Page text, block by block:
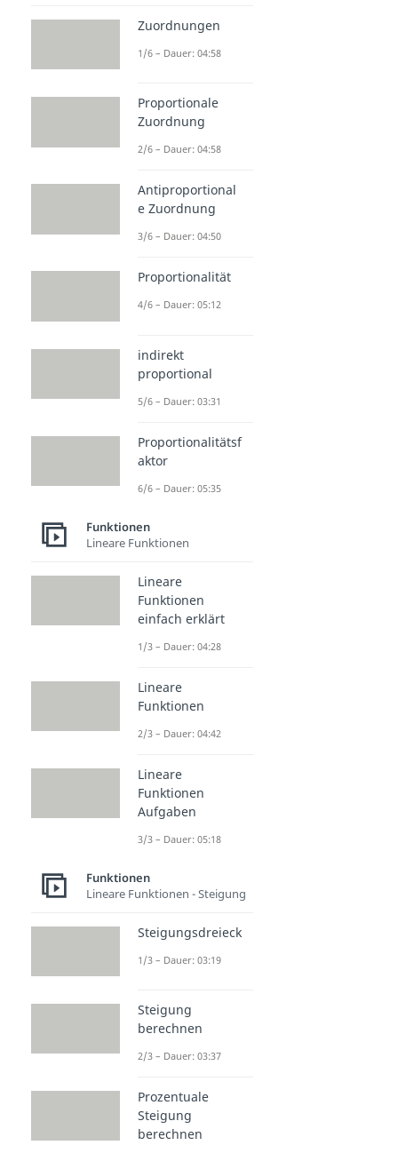
Zuordnungen
1/6 – Dauer: 04:58
Proportionale
Zuordnung
2/6 – Dauer: 04:58
Antiproportional
e Zuordnung
3/6 – Dauer: 04:50
Proportionalität
4/6 – Dauer: 05:12
indirekt
proportional
5/6 – Dauer: 03:31
Proportionalitätsf
aktor
6/6 – Dauer: 05:35
Funktionen
Lineare Funktionen
Lineare
Funktionen
einfach erklärt
1/3 – Dauer: 04:28
Lineare
Funktionen
2/3 – Dauer: 04:42
Lineare
Funktionen
Aufgaben
3/3 – Dauer: 05:18
Funktionen
Lineare Funktionen - Steigung
Steigungsdreieck
1/3 – Dauer: 03:19
Steigung
berechnen
2/3 – Dauer: 03:37
Prozentuale
Steigung
berechnen